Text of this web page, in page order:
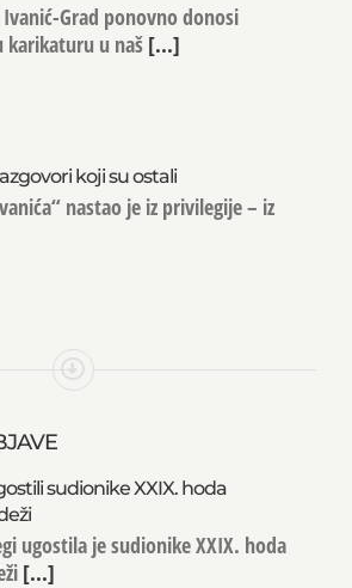
Grad ponovno donosi
karikaturu u naš [...]
koji su ostali
nastao je iz privilegije – iz
sudionike XXIX. hoda
ugostila je sudionike XXIX. hoda
[...]